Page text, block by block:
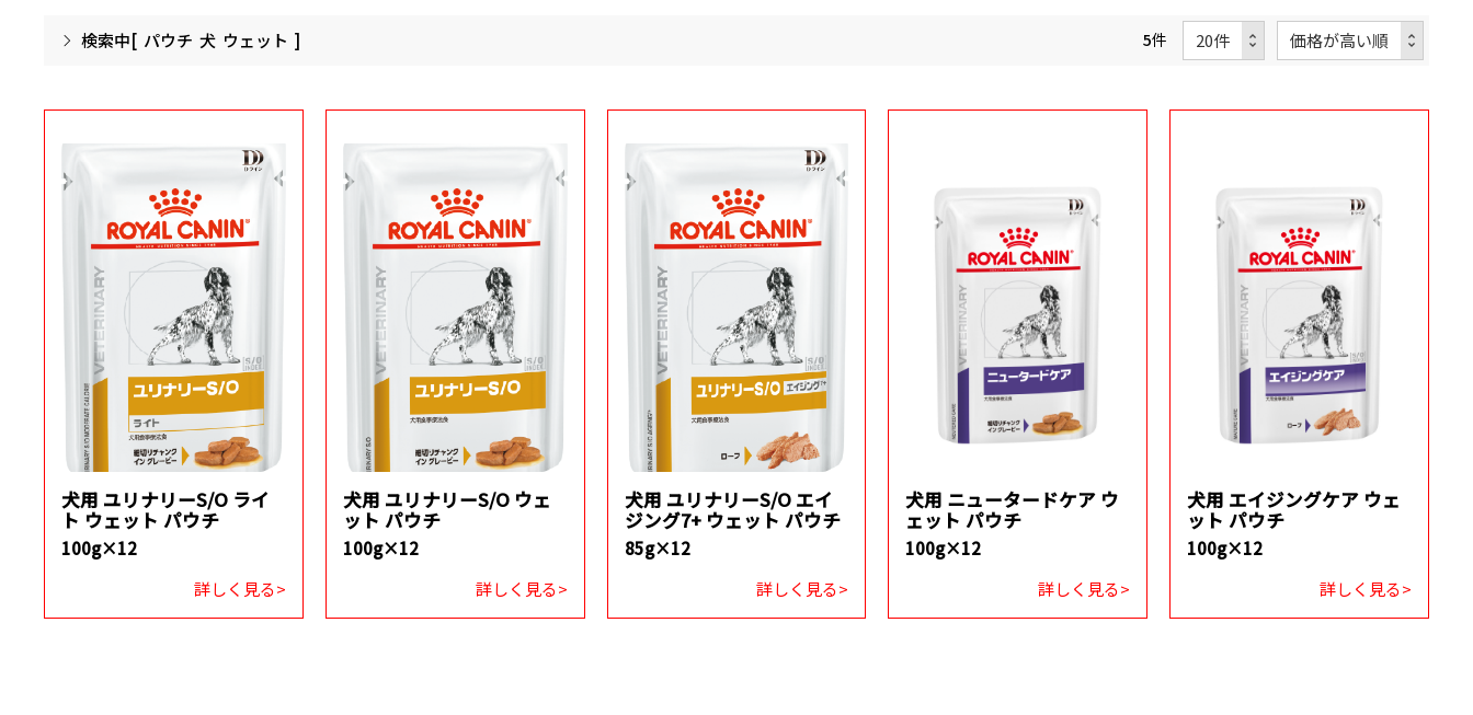
検索中[ パウチ 犬 ウェット ] 5件
犬用 ユリナリーS/O ライ
ト ウェット パウチ
100g×12
詳しく見る>
犬用 ユリナリーS/O ウェ
ット パウチ
100g×12
詳しく見る>
犬用 ユリナリーS/O エイ
ジング7+ ウェット パウチ
85g×12
詳しく見る>
犬用 ニュータードケア ウ
ェット パウチ
100g×12
詳しく見る>
犬用 エイジングケア ウェ
ット パウチ
100g×12
詳しく見る>